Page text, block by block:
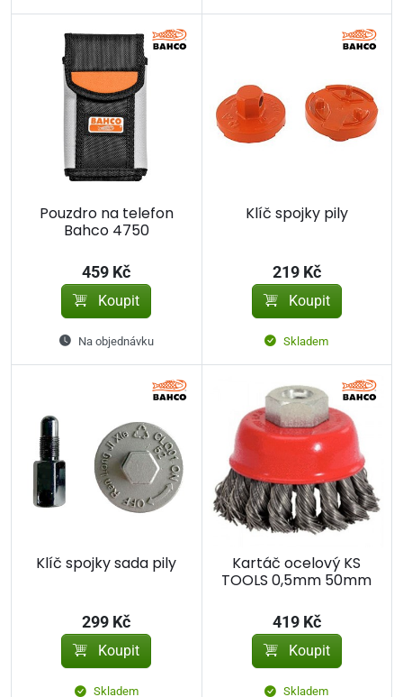
Pouzdro na telefon
Bahco 4750
459 Kč
Koupit
Na objednávku
Klíč spojky pily
219 Kč
Koupit
Skladem
Klíč spojky sada pily
299 Kč
Koupit
Skladem
Kartáč ocelový KS
TOOLS 0,5mm 50mm
419 Kč
Koupit
Skladem